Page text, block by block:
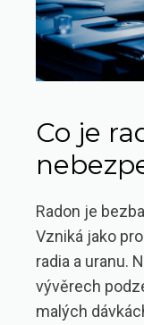
Co je
Radon je
Vzniká jako
radia a uranu.
vývěrech
malých